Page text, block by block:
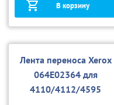
В корзину
Лента переноса Xerox
064E02364 для
4110/4112/4595